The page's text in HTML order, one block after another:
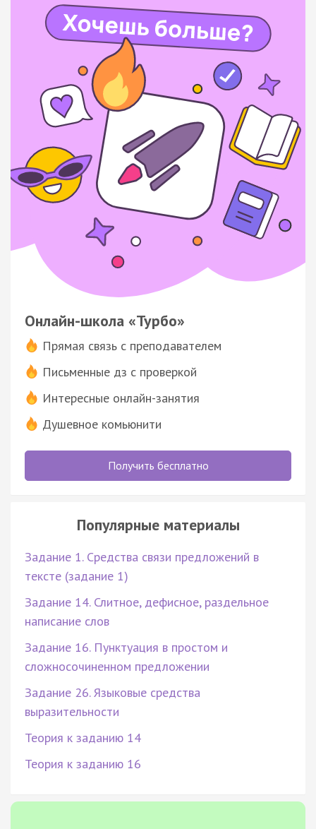
Онлайн-школа «Турбо»
Прямая связь с преподавателем
Письменные дз с проверкой
Интересные онлайн-занятия
Душевное комьюнити
Получить бесплатно
Популярные материалы
Задание 1. Средства связи предложений в
тексте (задание 1)
Задание 14. Слитное, дефисное, раздельное
написание слов
Задание 16. Пунктуация в простом и
сложносочиненном предложении
Задание 26. Языковые средства
выразительности
Теория к заданию 14
Теория к заданию 16